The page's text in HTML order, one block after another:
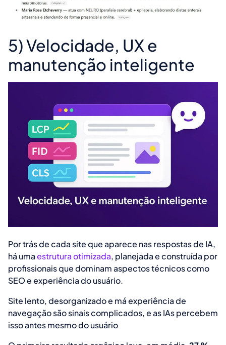
5) Velocidade, UX e
manutenção inteligente
Por trás de cada site que aparece nas respostas de IA,
há umaestrutura otimizada, planejada e construída por
profissionais que dominam aspectos técnicos como
SEO e experiência do usuário.
Site lento, desorganizado e má experiência de
navegação são sinais complicados, e as IAs percebem
isso antes mesmo do usuário